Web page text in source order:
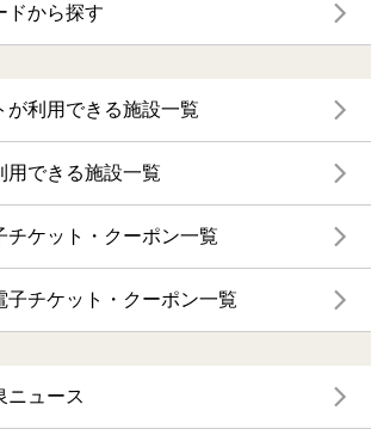
ドから探す
が利用できる施設一覧
用できる施設一覧
チケット・クーポン一覧
子チケット・クーポン一覧
ニュース